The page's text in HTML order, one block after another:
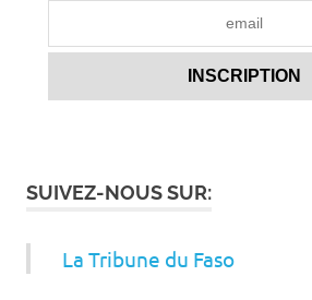
SUIVEZ-NOUS SUR:
La Tribune du Faso